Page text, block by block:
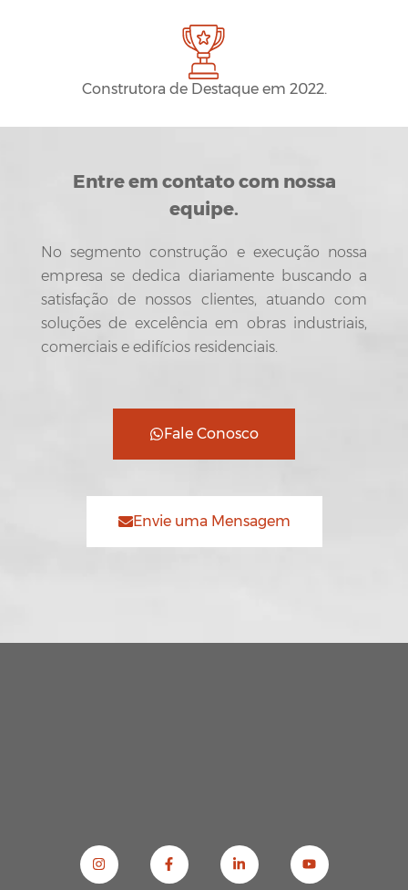
Construtora de Destaque em 2022.
Entre em contato com nossa
equipe.
No segmento construção e execução nossa
empresa se dedica diariamente buscando a
satisfação de nossos clientes, atuando com
soluções de excelência em obras industriais,
comerciais e edifícios residenciais.
Fale Conosco
Envie uma Mensagem